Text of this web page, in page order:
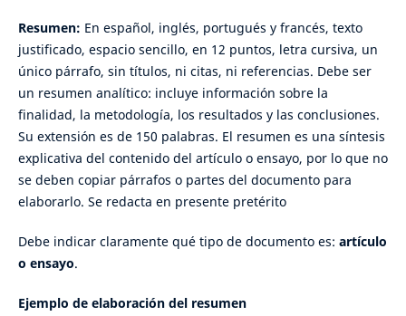
Resumen: En español, inglés, portugués y francés, texto
justificado, espacio sencillo, en 12 puntos, letra cursiva, un
único párrafo, sin títulos, ni citas, ni referencias. Debe ser
un resumen analítico: incluye información sobre la
finalidad, la metodología, los resultados y las conclusiones.
Su extensión es de 150 palabras. El resumen es una síntesis
explicativa del contenido del artículo o ensayo, por lo que no
se deben copiar párrafos o partes del documento para
elaborarlo. Se redacta en presente pretérito
Debe indicar claramente qué tipo de documento es: artículo
o ensayo.
Ejemplo de elaboración del resumen